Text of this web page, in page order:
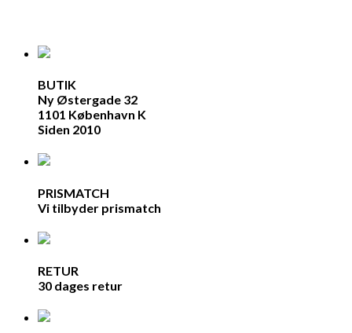
BUTIK
Ny Østergade 32
1101 København K
Siden 2010
PRISMATCH
Vi tilbyder prismatch
RETUR
30 dages retur